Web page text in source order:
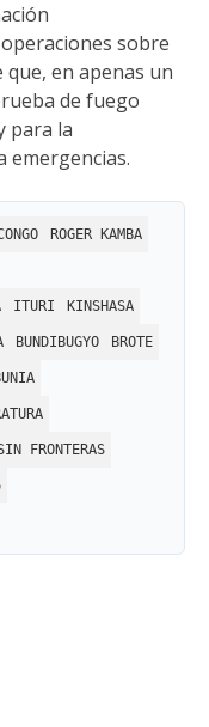
sobre
en apenas un
de fuego
para la
emergencias.
ROGER KAMBA
ITURI KINSHASA
BUNDIBUGYO BROTE
FRONTERAS